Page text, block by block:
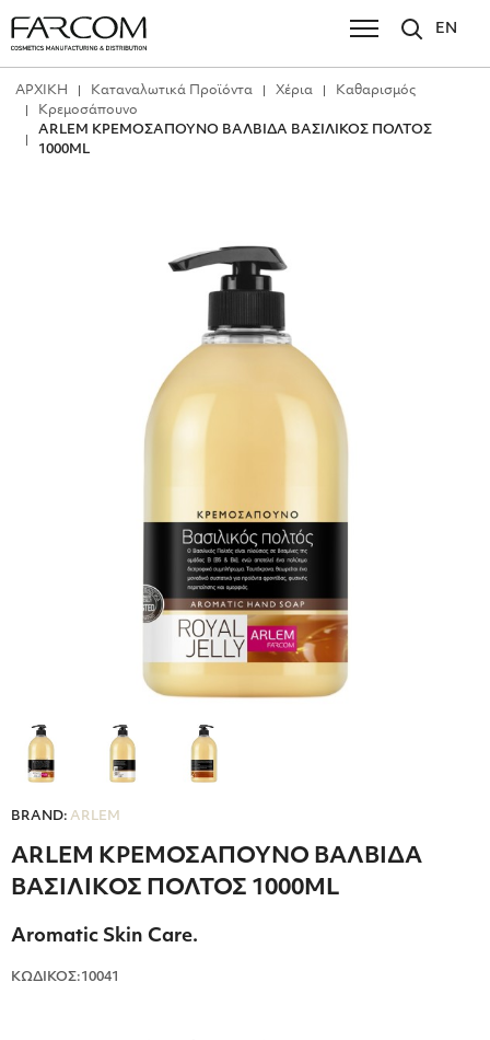
EN
ΑΡΧΙΚΗ Καταναλωτικά Προϊόντα Χέρια
Καθαρισμός
Κρεμοσάπουνο
ARLEM ΚΡΕΜΟΣΑΠΟΥΝΟ ΒΑΛΒΙΔΑ ΒΑΣΙΛΙΚΟΣ ΠΟΛΤΟΣ
1000ML
BRAND: ARLEM
ARLEM ΚΡΕΜΟΣΑΠΟΥΝΟ ΒΑΛΒΙΔΑ
ΒΑΣΙΛΙΚΟΣ ΠΟΛΤΟΣ 1000ML
Aromatic Skin Care.
ΚΩΔΙΚΟΣ:10041